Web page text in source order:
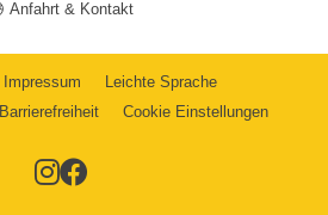
Anfahrt & Kontakt
Impressum
Leichte Sprache
Barrierefreiheit Cookie Einstellungen